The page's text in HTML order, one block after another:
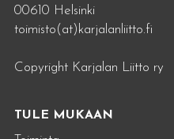
00610 Helsinki
toimisto(at)karjalanliitto.fi
Copyright Karjalan Liitto ry
TULE MUKAAN